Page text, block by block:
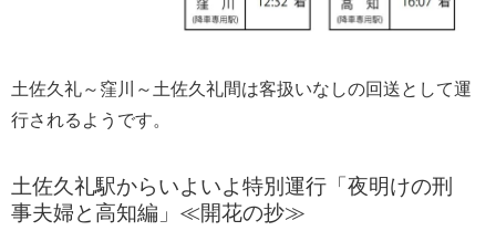
土佐久礼～窪川～土佐久礼間は客扱いなしの回送として運
行されるようです。
土佐久礼駅からいよいよ特別運行「夜明けの刑
事夫婦と高知編」≪開花の抄≫